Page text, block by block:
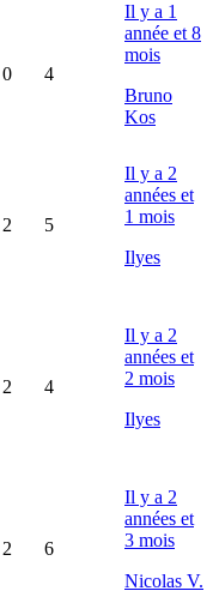
0 4
Il y a 1
année et 8
mois
Bruno
Kos
2 5
Il y a 2
années et
1 mois
Ilyes
2 4
Il y a 2
années et
2 mois
Ilyes
2 6
Il y a 2
années et
3 mois
Nicolas V.